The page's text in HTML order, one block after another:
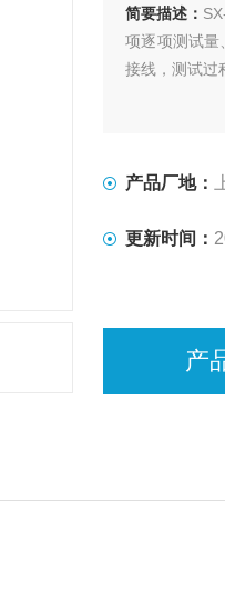
简要描述：
项逐项测试量
接线，测试过
产品厂地：
更新时间：
产